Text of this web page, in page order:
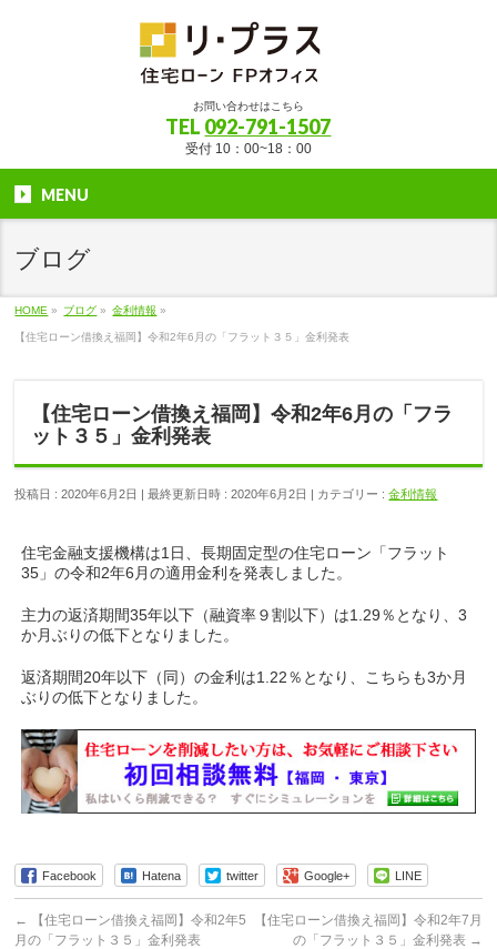
お問い合わせはこちら
TEL 092-791-1507
受付 10：00~18：00
MENU
ブログ
HOME » ブログ » 金利情報 »
【住宅ローン借換え福岡】令和2年6月の「フラット３５」金利発表
【住宅ローン借換え福岡】令和2年6月の「フラ
ット３５」金利発表
投稿日 : 2020年6月2日 最終更新日時 : 2020年6月2日 カテゴリー :金利情報
住宅金融支援機構は1日、長期固定型の住宅ローン「フラット
35」の令和2年6月の適用金利を発表しました。
主力の返済期間35年以下（融資率９割以下）は1.29％となり、3
か月ぶりの低下となりました。
返済期間20年以下（同）の金利は1.22％となり、こちらも3か月
ぶりの低下となりました。
Facebook Hatena twitter Google+ LINE
←
【住宅ローン借換え福岡】令和2年5
月の「フラット３５」金利発表
【住宅ローン借換え福岡】令和2年7月
の「フラット３５」金利発表 →